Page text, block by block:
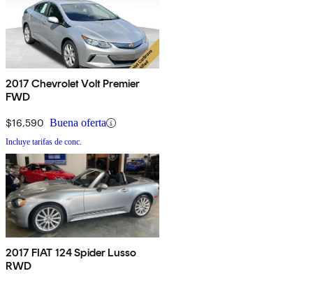
2017 Chevrolet Volt Premier
FWD
$16,590 Buena oferta
Incluye tarifas de conc.
2017 FIAT 124 Spider Lusso
RWD